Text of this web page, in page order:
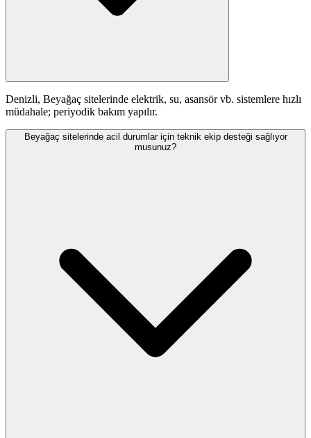
Denizli, Beyağaç sitelerinde elektrik, su, asansör vb. sistemlere hızlı
müdahale; periyodik bakım yapılır.
Beyağaç sitelerinde acil durumlar için teknik ekip desteği sağlıyor
musunuz?